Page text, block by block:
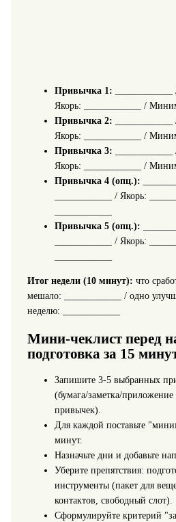
Привычка 1:
Якорь: ____________ /
Привычка 2:
Якорь: ____________ /
Привычка 3:
Якорь: ____________ /
Привычка 4 (опц.):
____________ / Якорь:
Привычка 5 (опц.):
____________ / Якорь:
Итог недели (10 минут): что
мешало: ____________ / одно
неделю: ____________
Мини‑чеклист перед
подготовка за 15
Запишите 3-5 выбранных
(бумага/заметка/
привычек).
Для каждой поставьте
минут.
Назначьте дни и добавьте
Уберите препятствия:
инструменты (пакет для
контактов, свободный слот).
Сформулируйте критерий